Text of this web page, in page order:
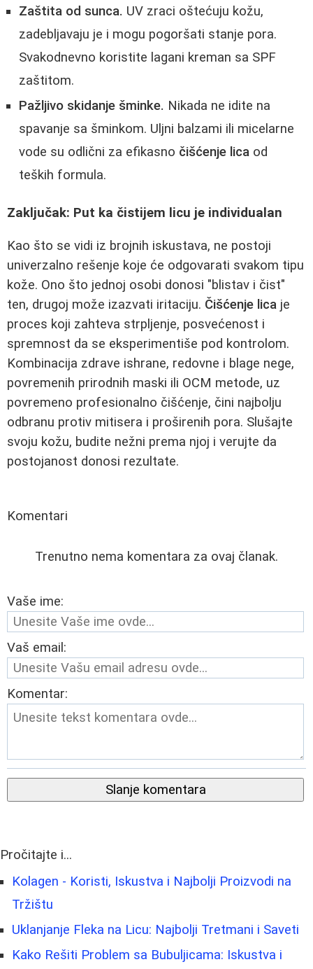
Zaštita od sunca. UV zraci oštećuju kožu,
zadebljavaju je i mogu pogoršati stanje pora.
Svakodnevno koristite lagani kreman sa SPF
zaštitom.
Pažljivo skidanje šminke. Nikada ne idite na
spavanje sa šminkom. Uljni balzami ili micelarne
vode su odlični za efikasno čišćenje lica od
teških formula.
Zaključak: Put ka čistijem licu je individualan
Kao što se vidi iz brojnih iskustava, ne postoji
univerzalno rešenje koje će odgovarati svakom tipu
kože. Ono što jednoj osobi donosi "blistav i čist"
ten, drugoj može izazvati iritaciju. Čišćenje lica je
proces koji zahteva strpljenje, posvećenost i
spremnost da se eksperimentiše pod kontrolom.
Kombinacija zdrave ishrane, redovne i blage nege,
povremenih prirodnih maski ili OCM metode, uz
povremeno profesionalno čišćenje, čini najbolju
odbranu protiv mitisera i proširenih pora. Slušajte
svoju kožu, budite nežni prema njoj i verujte da
postojanost donosi rezultate.
Komentari
Trenutno nema komentara za ovaj članak.
Vaše ime:
Vaš email:
Komentar:
Slanje komentara
Pročitajte i...
Kolagen - Koristi, Iskustva i Najbolji Proizvodi na
Tržištu
Uklanjanje Fleka na Licu: Najbolji Tretmani i Saveti
Kako Rešiti Problem sa Bubuljicama: Iskustva i